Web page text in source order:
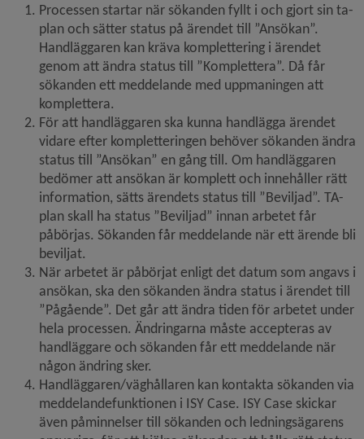
Processen startar när sökanden fyllt i och gjort sin ta-
plan och sätter status på ärendet till ”Ansökan”.
Handläggaren kan kräva komplettering i ärendet
genom att ändra status till ”Komplettera”. Då får
sökanden ett meddelande med uppmaningen att
komplettera.
För att handläggaren ska kunna handlägga ärendet
vidare efter kompletteringen behöver sökanden ändra
status till ”Ansökan” en gång till. Om handläggaren
bedömer att ansökan är komplett och innehåller rätt
information, sätts ärendets status till ”Beviljad”. TA-
plan skall ha status ”Beviljad” innan arbetet får
påbörjas. Sökanden får meddelande när ett ärende bli
beviljat.
När arbetet är påbörjat enligt det datum som angavs i
ansökan, ska den sökanden ändra status i ärendet till
”Pågående”. Det går att ändra tiden för arbetet under
hela processen. Ändringarna måste accepteras av
handläggare och sökanden får ett meddelande när
någon ändring sker.
Handläggaren/väghållaren kan kontakta sökanden via
meddelandefunktionen i ISY Case. ISY Case skickar
även påminnelser till sökanden och ledningsägarens